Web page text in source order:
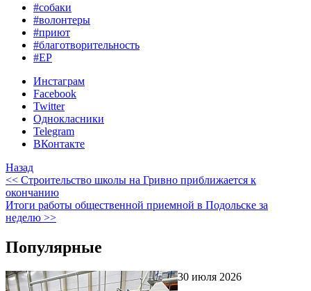
#собаки
#волонтеры
#приют
#благотворительность
#ЕР
Инстаграм
Facebook
Twitter
Однокласники
Telegram
ВКонтакте
Назад
<< Строительство школы на Гривно приближается к
окончанию
Итоги работы общественной приемной в Подольске за
неделю >>
Популярные
30 июля 2026